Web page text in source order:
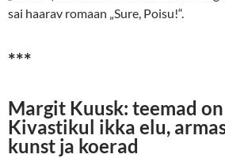
sai haarav romaan „Sure, Poisu!“.
***
Margit Kuusk: teemad
Kivastikul ikka elu,
kunst ja koerad